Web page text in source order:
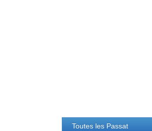
Toutes les Passat